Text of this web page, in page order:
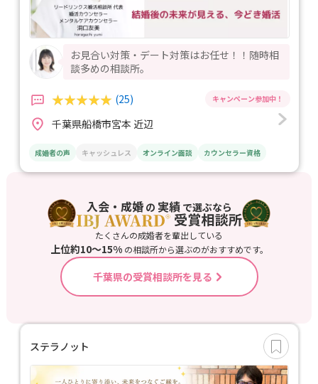
お見合い対策・デート対策はお任せ！！随時相
談多めの相談所。
(25)
千葉県船橋市宮本 近辺
成婚者の声 キャッシュレス オンライン面談 カウンセラー資格
入会・成婚の 実績で選ぶなら
たくさんの成婚者を輩出している
上位約10〜15%の相談所から選ぶのがおすすめです。
千葉県の受賞相談所を見る
ステラノット